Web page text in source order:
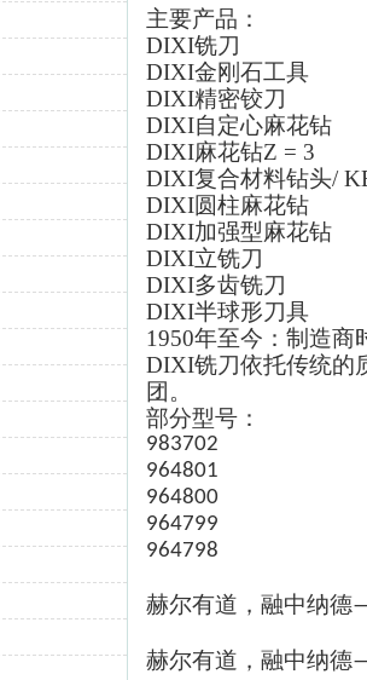
主要产品：
DIXI铣刀
DIXI金刚石工具
DIXI精密铰刀
DIXI自定心麻花钻
DIXI麻花钻Z = 3
DIXI复合材料钻头/
DIXI圆柱麻花钻
DIXI加强型麻花钻
DIXI立铣刀
DIXI多齿铣刀
DIXI半球形刀具
1950年至今：制造商
DIXI铣刀依托传统的
团。
部分型号：
983702
964801
964800
964799
964798
赫尔有道，融中纳德
赫尔有道，融中纳德